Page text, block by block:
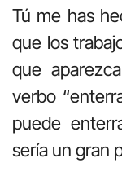
Tú me has
que los
que
verbo
puede
sería un gran